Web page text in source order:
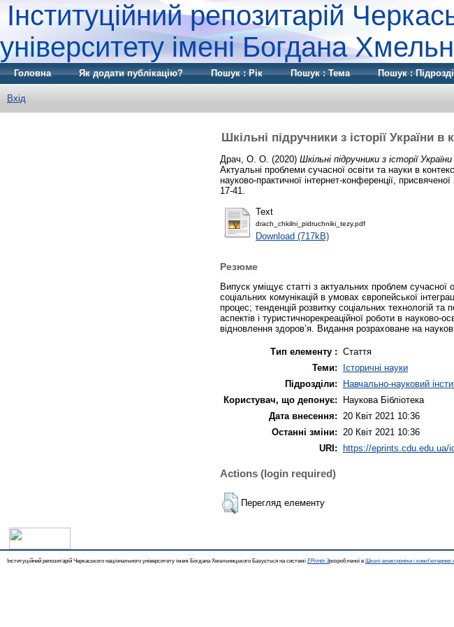
Інституційний репозитарій
університету імені Богдана
Головна Як додати публікацію? Пошук : Рік Пошук : Тема Пошук :
Вхід
Шкільні підручники з історії України в
Драч, О. О. (2020) Шкільні підручники з історії
Актуальні проблеми сучасної освіти та науки в
науково-практичної інтернет-конференції,
17-41.
Text
drach_chkilni_pidruchniki_tezy.pdf
Download (717kB)
Резюме
Випуск уміщує статті з актуальних проблем сучасної
соціальних комунікацій в умовах європейської
процес; тенденцій розвитку соціальних технологій та
аспектів і туристичнорекреаційної роботи в науково-
відновлення здоров’я. Видання розраховане на
Тип елементу : Стаття
Теми:
Історичні науки
Підрозділи:
Навчально-науковий
Користувач, що депонує:
Наукова Бібліотека
Дата внесення:
20 Квіт 2021 10:36
Останні зміни:
20 Квіт 2021 10:36
URI: https://eprints.cdu.edu.ua/
Actions (login required)
Перегляд елементу
Інституційний репозитарій Черкаського національного університету імені Богдана Хмельницького Базується на системі EPrints 3розробленої в Школі електроніки і комп'ютерних